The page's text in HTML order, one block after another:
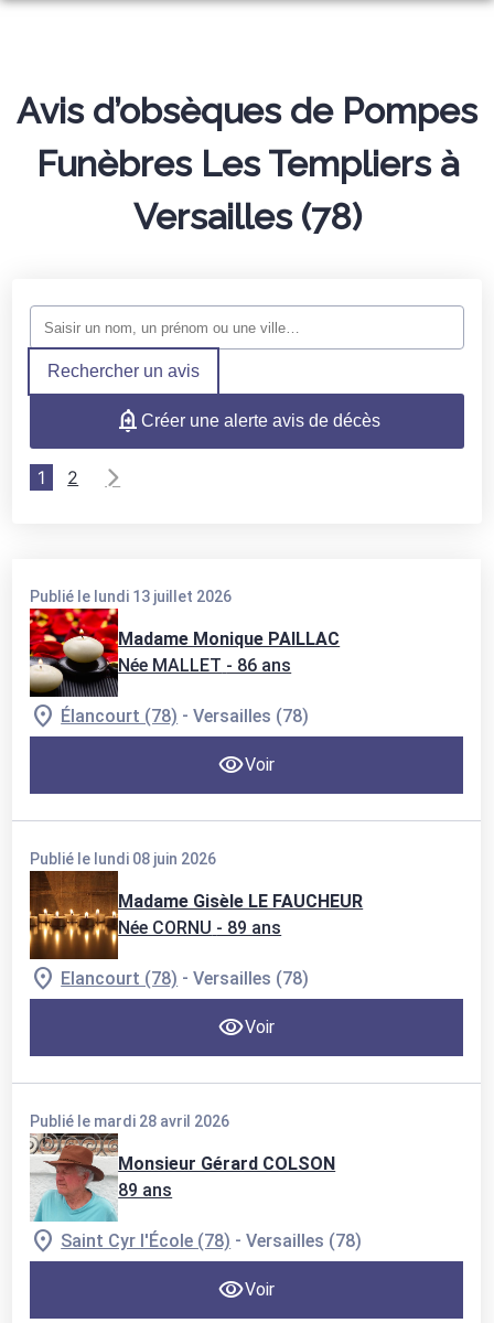
MONUMENTS FUNÉRAIRES
NOS AGENCES
NOTRE CHAMBRE FUNERAIRE
Avis d’obsèques de Pompes
Funèbres Les Templiers à
Versailles (78)
Rechercher un avis
Créer une alerte avis de décès
1 2
Publié le lundi 13 juillet 2026
Madame Monique PAILLAC
Née MALLET - 86 ans
Élancourt (78) -Versailles (78)
Voir
Publié le lundi 08 juin 2026
Madame Gisèle LE FAUCHEUR
Née CORNU - 89 ans
Elancourt (78) -Versailles (78)
Voir
Publié le mardi 28 avril 2026
Monsieur Gérard COLSON
89 ans
Saint Cyr l'École (78) -Versailles (78)
Voir